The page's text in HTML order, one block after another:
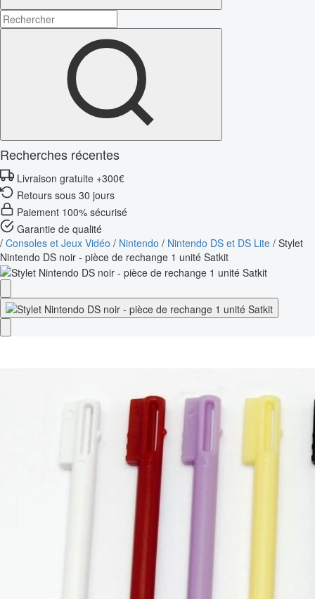
Recherches récentes
Livraison gratuite +300€
Retours sous 30 jours
Paiement 100% sécurisé
Garantie de qualité
/ Consoles et Jeux Vidéo / Nintendo / Nintendo DS et DS Lite / Stylet
Nintendo DS noir - pièce de rechange 1 unité Satkit